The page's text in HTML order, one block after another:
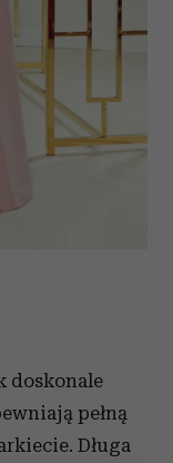
doskonale
pełną
Długa